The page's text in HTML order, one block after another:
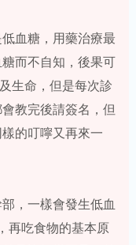
血糖，用藥治療最
而不自知，後果可
生命，但是每次診
教完後請簽名，但
的叮嚀又再來一
，一樣會發生低血
再吃食物的基本原